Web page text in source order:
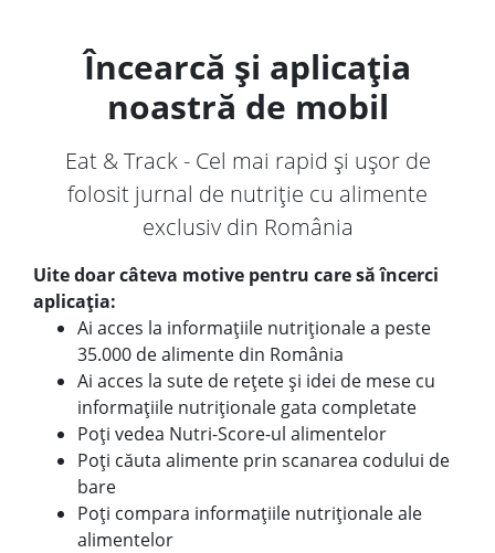
Încearcă și aplicația
noastră de mobil
Eat & Track - Cel mai rapid și ușor de
folosit jurnal de nutriție cu alimente
exclusiv din România
Uite doar câteva motive pentru care să încerci
aplicația:
Ai acces la informațiile nutriționale a peste
35.000 de alimente din România
Ai acces la sute de rețete și idei de mese cu
informațiile nutriționale gata completate
Poți vedea Nutri-Score-ul alimentelor
Poți căuta alimente prin scanarea codului de
bare
Poți compara informațiile nutriționale ale
alimentelor